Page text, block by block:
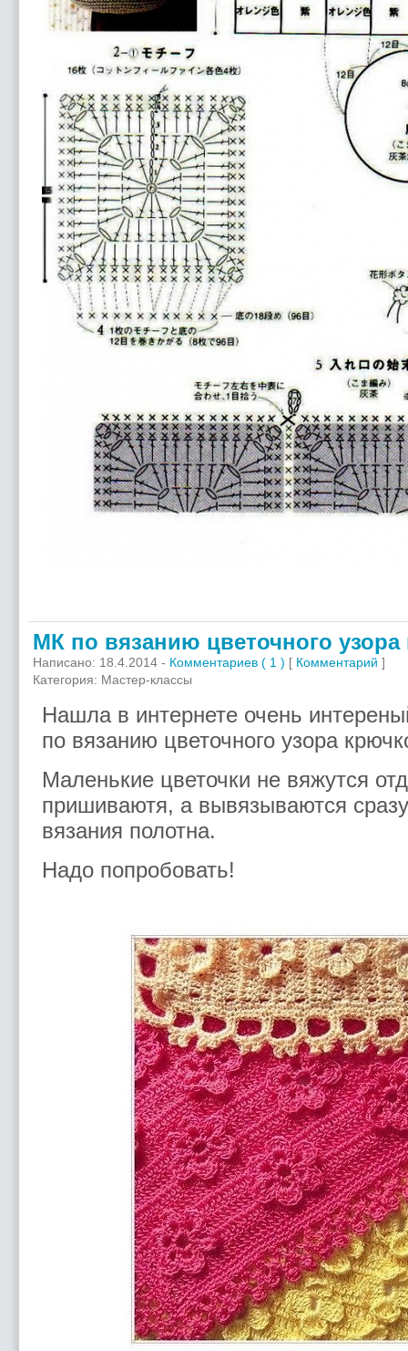
МК по вязанию цветочного
Написано: 18.4.2014 - Комментариев ( 1 ) [ Комментарий ]
Категория: Мастер-классы
Нашла в интернете очень
по вязанию цветочного узора
Маленькие цветочки не вяжутся
пришиваютя, а вывязываются
вязания полотна.
Надо попробовать!